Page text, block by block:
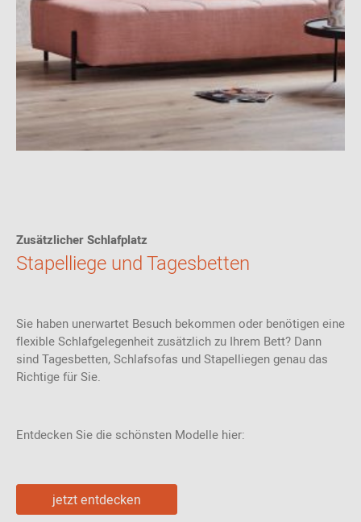
Zusätzlicher Schlafplatz
Stapelliege und Tagesbetten
Sie haben unerwartet Besuch bekommen oder benötigen eine
flexible Schlafgelegenheit zusätzlich zu Ihrem Bett? Dann
sind Tagesbetten, Schlafsofas und Stapelliegen genau das
Richtige für Sie.
Entdecken Sie die schönsten Modelle hier:
jetzt entdecken